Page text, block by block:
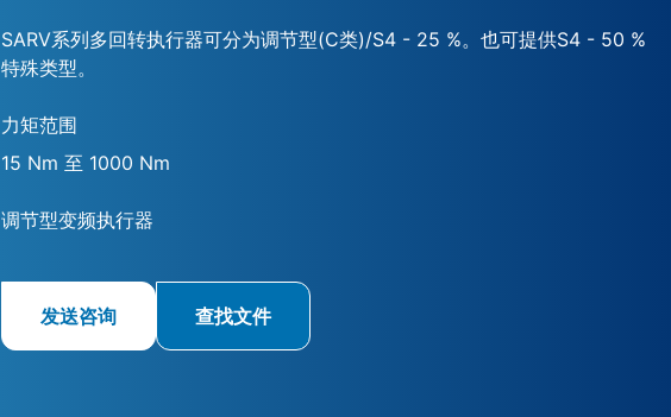
SARV系列多回转执行器可分为调节型(C类)/S4 - 25 %。也可提供S4 - 50 %
特殊类型。
力矩范围
15 Nm 至 1000 Nm
调节型变频执行器
发送咨询 查找文件